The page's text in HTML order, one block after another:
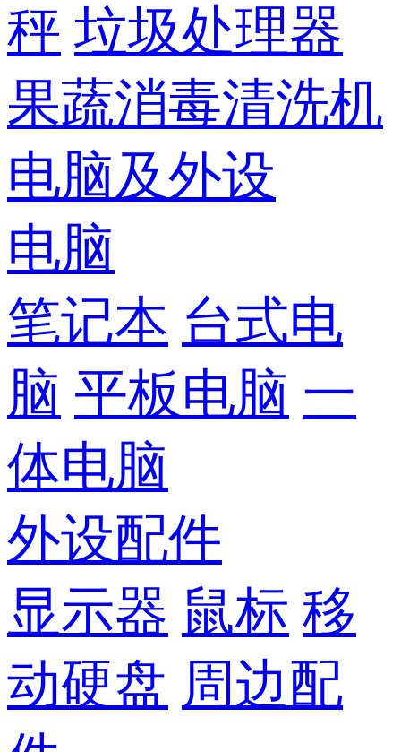
秤 垃圾处理器
果蔬消毒清洗机
电脑及外设
电脑
笔记本 台式电
脑 平板电脑 一
体电脑
外设配件
显示器 鼠标 移
动硬盘 周边配